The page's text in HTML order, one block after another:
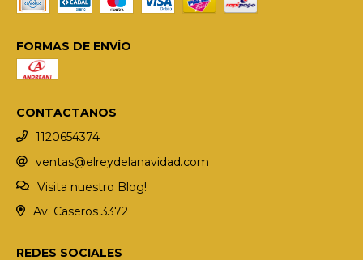
FORMAS DE ENVÍO
CONTACTANOS
1120654374
ventas@elreydelanavidad.com
Visita nuestro Blog!
Av. Caseros 3372
REDES SOCIALES